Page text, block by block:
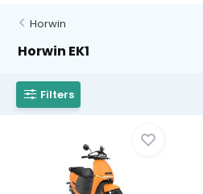
Horwin
Horwin EK1
Filters